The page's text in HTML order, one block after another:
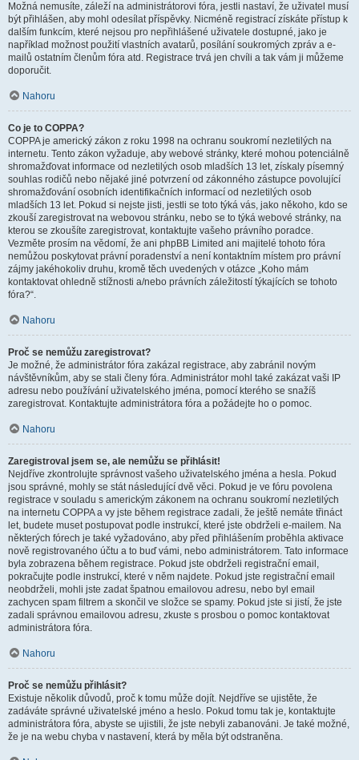
Možná nemusíte, záleží na administrátorovi fóra, jestli nastaví, že uživatel musí
být přihlášen, aby mohl odesílat příspěvky. Nicméně registrací získáte přístup k
dalším funkcím, které nejsou pro nepřihlášené uživatele dostupné, jako je
například možnost použití vlastních avatarů, posílání soukromých zpráv a e-
mailů ostatním členům fóra atd. Registrace trvá jen chvíli a tak vám ji můžeme
doporučit.
Nahoru
Co je to COPPA?
COPPA je americký zákon z roku 1998 na ochranu soukromí nezletilých na
internetu. Tento zákon vyžaduje, aby webové stránky, které mohou potenciálně
shromažďovat informace od nezletilých osob mladších 13 let, získaly písemný
souhlas rodičů nebo nějaké jiné potvrzení od zákonného zástupce povolující
shromažďování osobních identifikačních informací od nezletilých osob
mladších 13 let. Pokud si nejste jisti, jestli se toto týká vás, jako někoho, kdo se
zkouší zaregistrovat na webovou stránku, nebo se to týká webové stránky, na
kterou se zkoušíte zaregistrovat, kontaktujte vašeho právního poradce.
Vezměte prosím na vědomí, že ani phpBB Limited ani majitelé tohoto fóra
nemůžou poskytovat právní poradenství a není kontaktním místem pro právní
zájmy jakéhokoliv druhu, kromě těch uvedených v otázce „Koho mám
kontaktovat ohledně stížnosti a/nebo právních záležitostí týkajících se tohoto
fóra?“.
Nahoru
Proč se nemůžu zaregistrovat?
Je možné, že administrátor fóra zakázal registrace, aby zabránil novým
návštěvníkům, aby se stali členy fóra. Administrátor mohl také zakázat vaši IP
adresu nebo používání uživatelského jména, pomocí kterého se snažíš
zaregistrovat. Kontaktujte administrátora fóra a požádejte ho o pomoc.
Nahoru
Zaregistroval jsem se, ale nemůžu se přihlásit!
Nejdříve zkontrolujte správnost vašeho uživatelského jména a hesla. Pokud
jsou správné, mohly se stát následující dvě věci. Pokud je ve fóru povolena
registrace v souladu s americkým zákonem na ochranu soukromí nezletilých
na internetu COPPA a vy jste během registrace zadali, že ještě nemáte třináct
let, budete muset postupovat podle instrukcí, které jste obdrželi e-mailem. Na
některých fórech je také vyžadováno, aby před přihlášením proběhla aktivace
nově registrovaného účtu a to buď vámi, nebo administrátorem. Tato informace
byla zobrazena během registrace. Pokud jste obdrželi registrační email,
pokračujte podle instrukcí, které v něm najdete. Pokud jste registrační email
neobdrželi, mohli jste zadat špatnou emailovou adresu, nebo byl email
zachycen spam filtrem a skončil ve složce se spamy. Pokud jste si jistí, že jste
zadali správnou emailovou adresu, zkuste s prosbou o pomoc kontaktovat
administrátora fóra.
Nahoru
Proč se nemůžu přihlásit?
Existuje několik důvodů, proč k tomu může dojít. Nejdříve se ujistěte, že
zadáváte správné uživatelské jméno a heslo. Pokud tomu tak je, kontaktujte
administrátora fóra, abyste se ujistili, že jste nebyli zabanováni. Je také možné,
že je na webu chyba v nastavení, která by měla být odstraněna.